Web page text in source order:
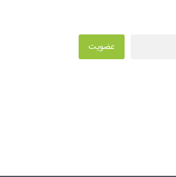
عضویت